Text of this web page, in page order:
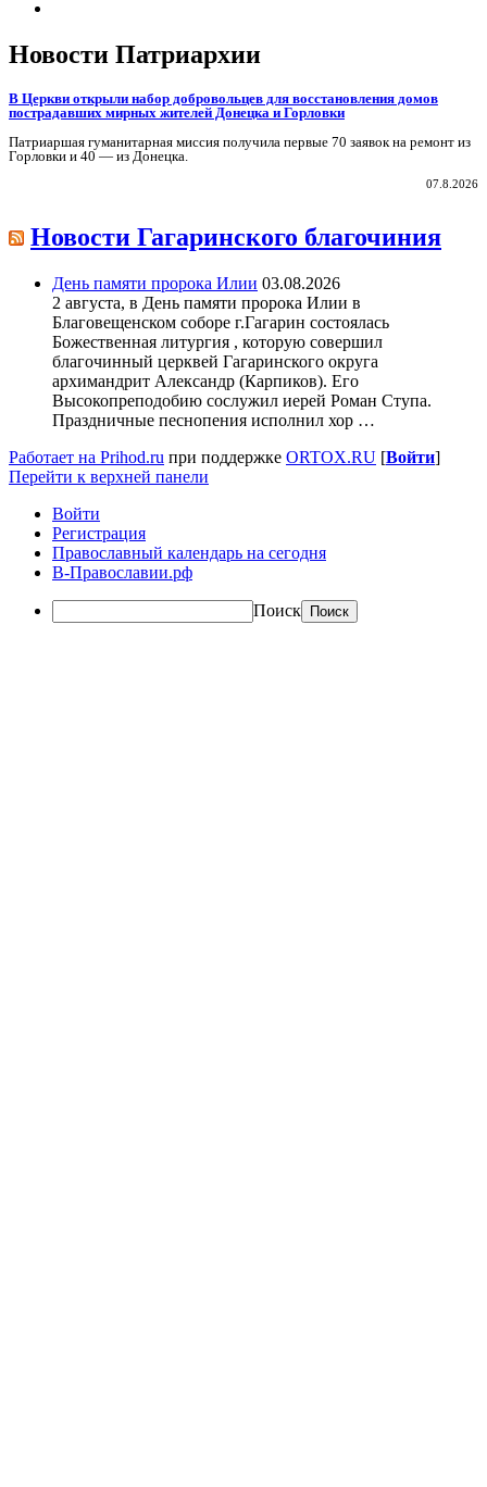
Новости Патриархии
В Церкви открыли набор добровольцев для восстановления домов
пострадавших мирных жителей Донецка и Горловки
Патриаршая гуманитарная миссия получила первые 70 заявок на ремонт из
Горловки и 40 — из Донецка.
07.8.2026
Новости Гагаринского благочиния
День памяти пророка Илии 03.08.2026
2 августа, в День памяти пророка Илии в
Благовещенском соборе г.Гагарин состоялась
Божественная литургия , которую совершил
благочинный церквей Гагаринского округа
архимандрит Александр (Карпиков). Его
Высокопреподобию сослужил иерей Роман Ступа.
Праздничные песнопения исполнил хор …
Работает на Prihod.ru при поддержке ORTOX.RU [Войти]
Перейти к верхней панели
Войти
Регистрация
Православный календарь на сегодня
В-Православии.рф
Поиск